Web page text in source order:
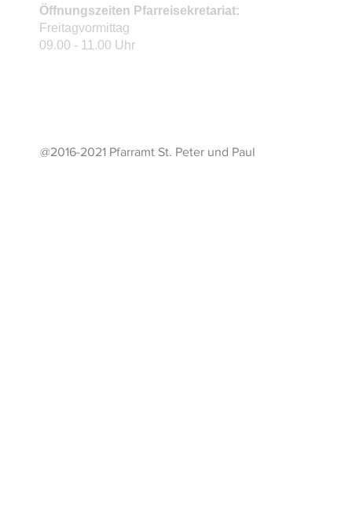
Öffnungszeiten Pfarreisekretariat:
Freitagvormittag
09.00 - 11.00 Uhr
@2016-2021 Pfarramt St. Peter und Paul